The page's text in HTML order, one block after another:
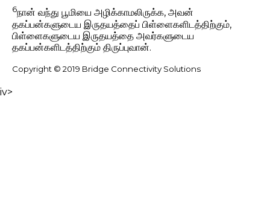
6நான் வந்து பூமியை அழிக்காமலிருக்க, அவன்
தகப்பன்களுடைய இருதயத்தைப் பிள்ளைகளிடத்திற்கும்,
பிள்ளைகளுடைய இருதயத்தை அவர்களுடைய
தகப்பன்களிடத்திற்கும் திருப்புவான்.
Copyright © 2019 Bridge Connectivity Solutions
iv>